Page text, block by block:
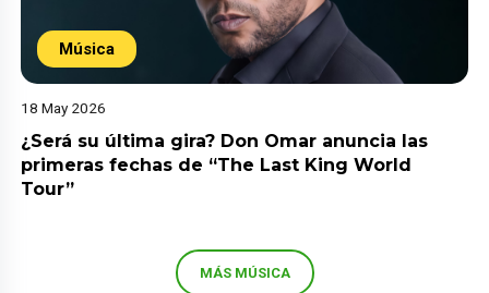
Música
18 May 2026
¿Será su última gira? Don Omar anuncia las
primeras fechas de “The Last King World
Tour”
MÁS MÚSICA